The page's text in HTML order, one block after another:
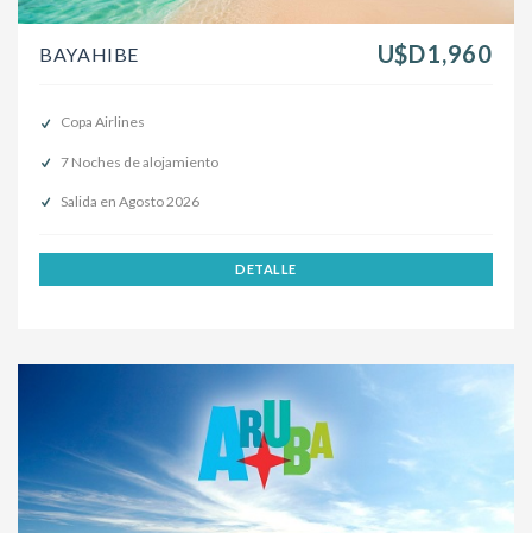
U$D1,960
BAYAHIBE
Copa Airlines
7 Noches de alojamiento
Salida en Agosto 2026
DETALLE